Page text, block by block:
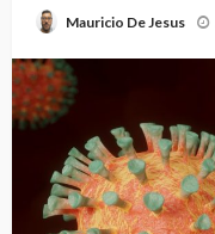
Mauricio De Jesus